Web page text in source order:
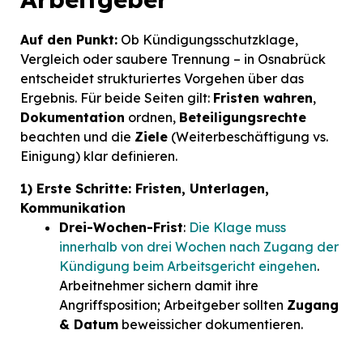
Auf den Punkt: Ob Kündigungsschutzklage,
Vergleich oder saubere Trennung – in Osnabrück
entscheidet strukturiertes Vorgehen über das
Ergebnis. Für beide Seiten gilt: Fristen wahren,
Dokumentation ordnen, Beteiligungsrechte
beachten und die Ziele (Weiterbeschäftigung vs.
Einigung) klar definieren.
1) Erste Schritte: Fristen, Unterlagen,
Kommunikation
Drei-Wochen-Frist: Die Klage muss
innerhalb von drei Wochen nach Zugang der
Kündigung beim Arbeitsgericht eingehen.
Arbeitnehmer sichern damit ihre
Angriffsposition; Arbeitgeber sollten Zugang
& Datum beweissicher dokumentieren.